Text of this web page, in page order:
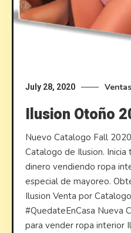
July 28, 2020
Ilusion Otoño
Nuevo Catalogo Fall
Catalogo de Ilusion. Inicia
dinero vendiendo ropa
especial de mayoreo.
Ilusion Venta por
#QuedateEnCasa Nueva
para vender ropa interior